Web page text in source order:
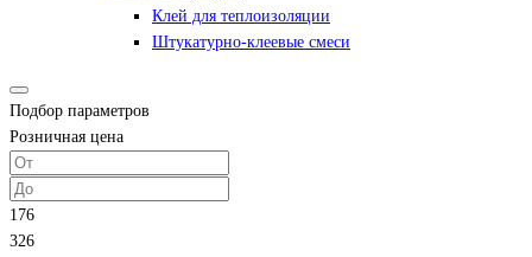
Клей для теплоизоляции
Штукатурно-клеевые смеси
Подбор параметров
Розничная цена
176
326